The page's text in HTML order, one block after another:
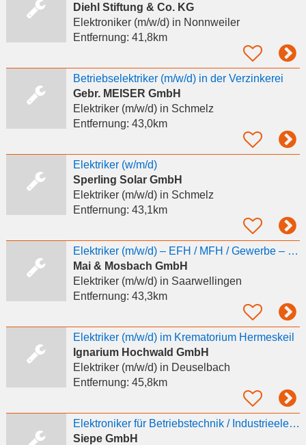
Diehl Stiftung & Co. KG
Elektroniker (m/w/d)in Nonnweiler
Entfernung: 41,8km
Betriebselektriker (m/w/d) in der Verzinkerei
Gebr. MEISER GmbH
Elektriker (m/w/d)in Schmelz
Entfernung: 43,0km
Elektriker (w/m/d)
Sperling Solar GmbH
Elektriker (m/w/d)in Schmelz
Entfernung: 43,1km
Elektriker (m/w/d) – EFH / MFH / Gewerbe – 1000 € Prämie
Mai & Mosbach GmbH
Elektriker (m/w/d)in Saarwellingen
Entfernung: 43,3km
Elektriker (m/w/d) im Krematorium Hermeskeil
Ignarium Hochwald GmbH
Elektriker (m/w/d)in Deuselbach
Entfernung: 45,8km
Elektroniker für Betriebstechnik / Industrieelektriker (m/w/d)
Siepe GmbH